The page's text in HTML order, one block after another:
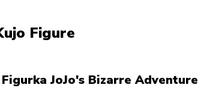
Figure
Figurka JoJo's Bizarre Adventure